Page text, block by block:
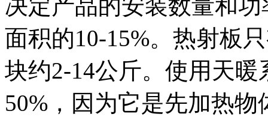
决定产品的安装数量和
面积的10-15%。热射板
块约2-14公斤。使用天
50%，因为它是先加热